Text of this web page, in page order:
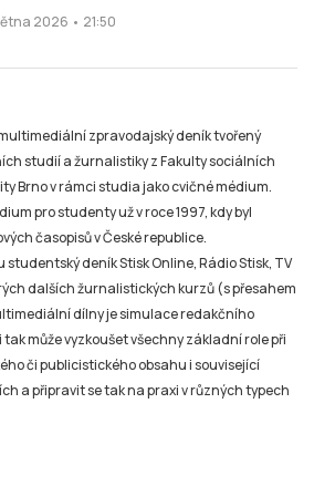
2026 • 21:50
zpravodajský deník tvořený
studií a žurnalistiky z Fakulty sociálních
Brno v rámci studia jako cvičné médium.
pro studenty už v roce 1997, kdy byl
časopisů v České republice.
deník Stisk Online, Rádio Stisk, TV
dalších žurnalistických kurzů (s přesahem
dílny je simulace redakčního
může vyzkoušet všechny základní role při
či publicistického obsahu i související
a připravit se tak na praxi v různých typech